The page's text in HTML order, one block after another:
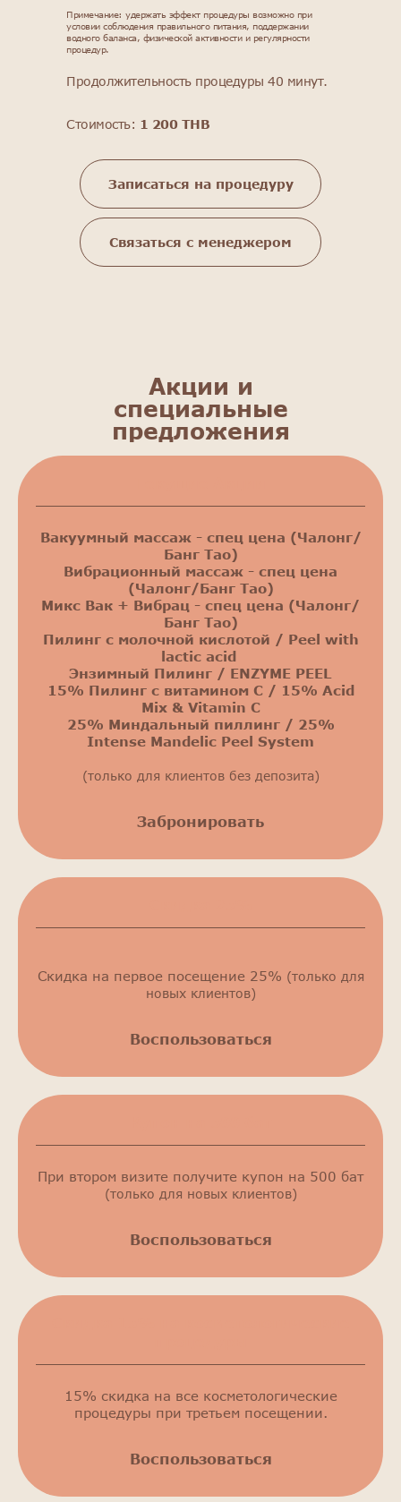
Записаться на процедуру
Связаться с менеджером
Продолжительность процедуры 40 минут.
Стоимость: 1 200 THB
Примечание: удержать эффект процедуры возможно при
условии соблюдения правильного питания, поддержании
водного баланса, физической активности и регулярности
процедур.
Акции и
специальные
предложения
Вакуумный массаж - спец цена (Чалонг/
Банг Тао)
Вибрационный массаж - спец цена
(Чалонг/Банг Тао)
Микс Вак + Вибрац - спец цена (Чалонг/
Банг Тао)
Пилинг с молочной кислотой / Peel with
lactic acid
Энзимный Пилинг / ENZYME PEEL
15% Пилинг с витамином С / 15% Acid
Mix & Vitamin C
25% Миндальный пиллинг / 25%
Intense Mandelic Peel System
(только для клиентов без депозита)
Забронировать
Скидка на первое посещение 25% (только для
новых клиентов)
Воспользоваться
При втором визите получите купон на 500 бат
(только для новых клиентов)
Воспользоваться
15% скидка на все косметологические
процедуры при третьем посещении.
Воспользоваться